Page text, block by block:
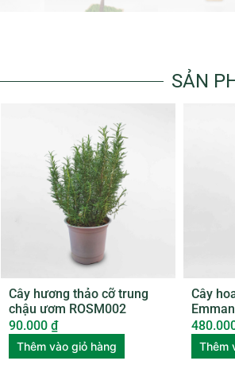
SẢN
Cây hương thảo cỡ trung
chậu ươm ROSM002
90.000 ₫
Thêm vào giỏ hàng
Cây
quý
Thêm